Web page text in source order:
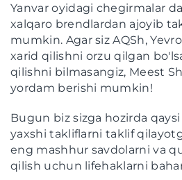
Yanvar oyidagi chegirmalar
xalqaro brendlardan ajoyib
mumkin. Agar siz AQSh,
xarid qilishni orzu qilgan
qilishni bilmasangiz, Meest
yordam berishi mumkin!
Bugun biz sizga hozirda
yaxshi takliflarni taklif
eng mashhur savdolarni va
qilish uchun lifehaklarni